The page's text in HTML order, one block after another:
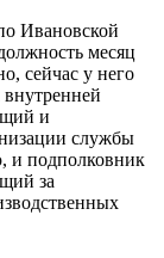
Ивановской
месяц
сейчас у него
внутренней
и
службы
и подполковник
за